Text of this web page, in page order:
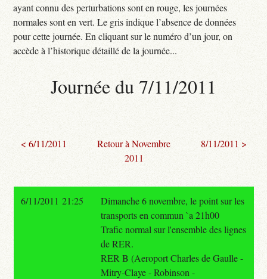
ayant connu des perturbations sont en rouge, les journées
normales sont en vert. Le gris indique l’absence de données
pour cette journée. En cliquant sur le numéro d’un jour, on
accède à l’historique détaillé de la journée...
Journée du 7/11/2011
< 6/11/2011
Retour à Novembre
2011
8/11/2011 >
6/11/2011 21:25
Dimanche 6 novembre, le point sur les
transports en commun `a 21h00
Trafic normal sur l'ensemble des lignes
de RER.
RER B (Aeroport Charles de Gaulle -
Mitry-Claye - Robinson -